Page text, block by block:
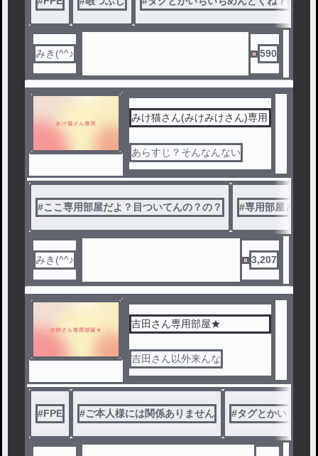
みき(^^♪ 590
みけ猫さん(みけみけさん)専用
あらすじ？そんなんない
#ここ専用部屋だよ？目ついてんの？の？ #専用部屋という
みき(^^♪ 3,207
吉田さん専用部屋★
吉田さん以外来んな
#FPE #ご本人様には関係ありません #タグとかいちい